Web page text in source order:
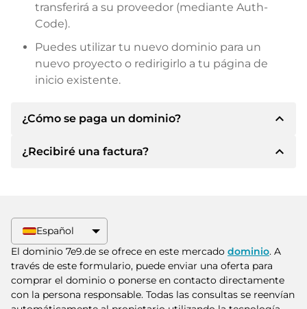
transferirá a su proveedor (mediante Auth-
Code).
Puedes utilizar tu nuevo dominio para un
nuevo proyecto o redirigirlo a tu página de
inicio existente.
¿Cómo se paga un dominio? expand_less
Tras llegar a un acuerdo, el propietario le
Paypal u otros métodos de pago.
Indique siempre el nombre de dominio y el
número de factura al realizar la transferencia.
¿Recibiré una factura? expand_less
superiores, también recibirá un contrato de
compra adicional si lo solicita.
Español
El dominio 7e9.de se ofrece en este mercado dominio. A
través de este formulario, puede enviar una oferta para
comprar el dominio o ponerse en contacto directamente
con la persona responsable. Todas las consultas se reenvían